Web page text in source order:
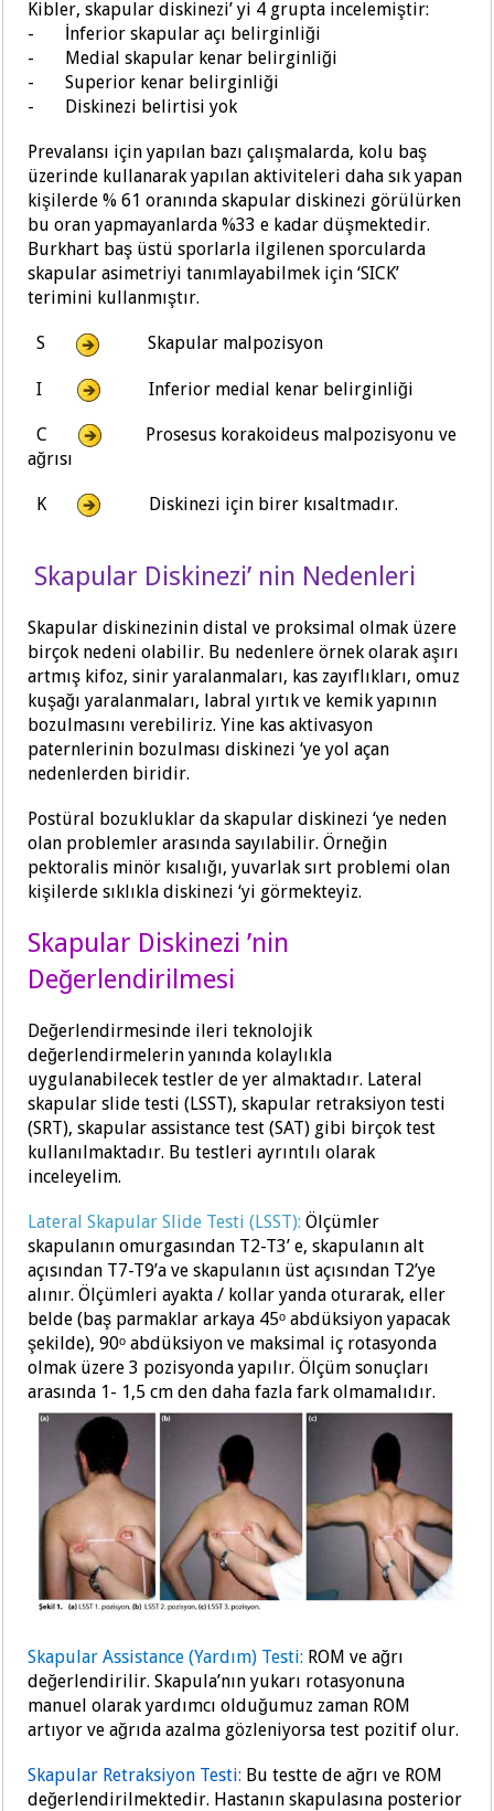
Kibler, skapular diskinezi’ yi 4 grupta incelemiştir:
-
İnferior skapular açı belirginliği
-
Medial skapular kenar belirginliği
-
Superior kenar belirginliği
-
Diskinezi belirtisi yok
Prevalansı için yapılan bazı çalışmalarda, kolu baş
üzerinde kullanarak yapılan aktiviteleri daha sık yapan
kişilerde % 61 oranında skapular diskinezi görülürken
bu oran yapmayanlarda %33 e kadar düşmektedir.
Burkhart baş üstü sporlarla ilgilenen sporcularda
skapular asimetriyi tanımlayabilmek için ‘SICK’
terimini kullanmıştır.
S Skapular malpozisyon
I Inferior medial kenar belirginliği
C
Prosesus korakoideus malpozisyonu ve
ağrısı
K Diskinezi için birer kısaltmadır.
Skapular Diskinezi’ nin Nedenleri
Skapular diskinezinin distal ve proksimal olmak üzere
birçok nedeni olabilir. Bu nedenlere örnek olarak aşırı
artmış kifoz, sinir yaralanmaları, kas zayıflıkları, omuz
kuşağı yaralanmaları, labral yırtık ve kemik yapının
bozulmasını verebiliriz. Yine kas aktivasyon
paternlerinin bozulması diskinezi ‘ye yol açan
nedenlerden biridir.
Postüral bozukluklar da skapular diskinezi ‘ye neden
olan problemler arasında sayılabilir. Örneğin
pektoralis minör kısalığı, yuvarlak sırt problemi olan
kişilerde sıklıkla diskinezi ‘yi görmekteyiz.
Skapular Diskinezi ’nin
Değerlendirilmesi
Değerlendirmesinde ileri teknolojik
değerlendirmelerin yanında kolaylıkla
uygulanabilecek testler de yer almaktadır. Lateral
skapular slide testi (LSST), skapular retraksiyon testi
(SRT), skapular assistance test (SAT) gibi birçok test
kullanılmaktadır. Bu testleri ayrıntılı olarak
inceleyelim.
Lateral Skapular Slide Testi (LSST): Ölçümler
skapulanın omurgasından T2-T3’ e, skapulanın alt
açısından T7-T9’a ve skapulanın üst açısından T2’ye
alınır. Ölçümleri ayakta / kollar yanda oturarak, eller
belde (baş parmaklar arkaya 45ᵒ abdüksiyon yapacak
şekilde), 90ᵒ abdüksiyon ve maksimal iç rotasyonda
olmak üzere 3 pozisyonda yapılır. Ölçüm sonuçları
arasında 1- 1,5 cm den daha fazla fark olmamalıdır.
Skapular Assistance (Yardım) Testi: ROM ve ağrı
değerlendirilir. Skapula’nın yukarı rotasyonuna
manuel olarak yardımcı olduğumuz zaman ROM
artıyor ve ağrıda azalma gözleniyorsa test pozitif olur.
Skapular Retraksiyon Testi: Bu testte de ağrı ve ROM
değerlendirilmektedir. Hastanın skapulasına posterior